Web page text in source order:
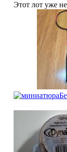
Этот лот уже